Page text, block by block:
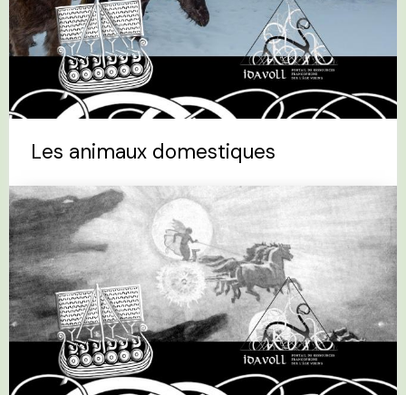
Les animaux domestiques